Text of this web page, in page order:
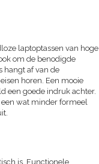
laptoptassen van hoge
om de benodigde
hangt af van de
horen. Een mooie
een goede indruk achter.
een wat minder formeel
is. Functionele